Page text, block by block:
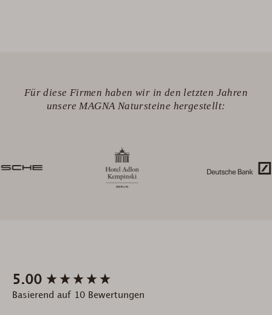
Für diese Firmen haben wir in den letzten Jahren
unsere MAGNA Natursteine hergestellt:
5.00
Basierend auf 10 Bewertungen
New content loaded